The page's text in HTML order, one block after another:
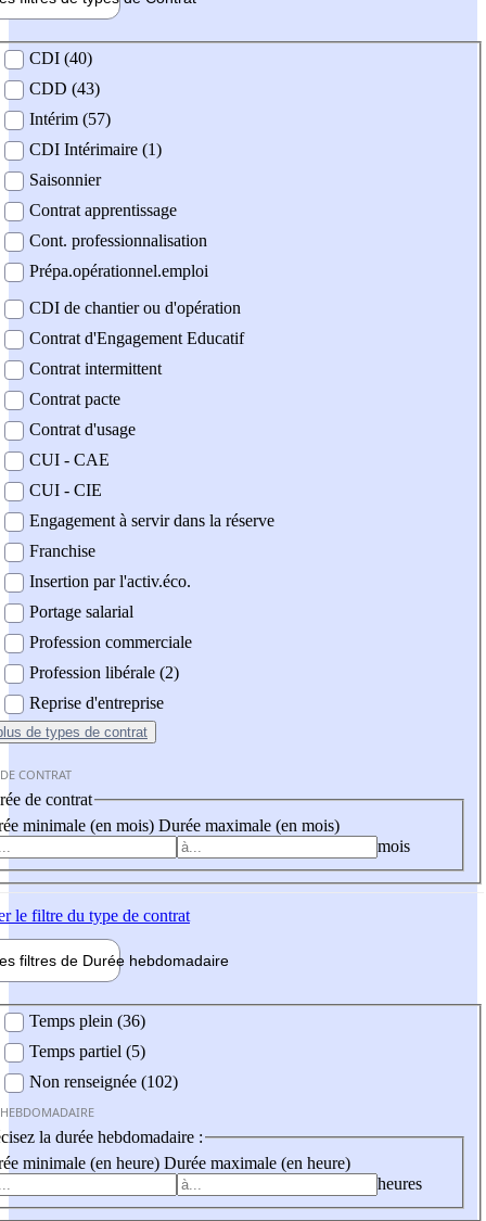
contrat
CDI (40)
CDD (43)
Intérim (57)
CDI Intérimaire (1)
Saisonnier
Contrat apprentissage
Cont. professionnalisation
Prépa.opérationnel.emploi
CDI de chantier ou d'opération
Contrat d'Engagement Educatif
Contrat intermittent
Contrat pacte
Contrat d'usage
CUI - CAE
CUI - CIE
Engagement à servir dans la réserve
Franchise
Insertion par l'activ.éco.
Portage salarial
Profession commerciale
Profession libérale (2)
Reprise d'entreprise
de types de contrat
CONTRAT
de contrat
minimale (en mois) Durée maximale (en mois)
mois
le filtre du type de contrat
filtres de Durée hebdomadaire
Temps plein (36)
Temps partiel (5)
Non renseignée (102)
la durée hebdomadaire :
minimale (en heure) Durée maximale (en heure)
heures